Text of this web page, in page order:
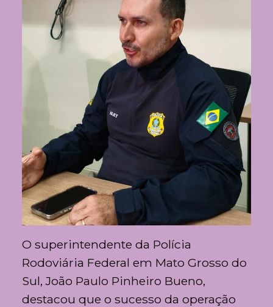
O superintendente da Polícia
Rodoviária Federal em Mato Grosso do
Sul,João Paulo Pinheiro Bueno,
destacou que o sucesso da operação